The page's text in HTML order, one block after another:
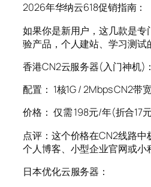
2026年华纳云618促销指南：
如果你是新用户，这几款是
验产品，个人建站、学习测试
香港CN2云服务器(入门神机)：
配置： 1核1G / 2Mbps CN2带
价格： 仅需 198元/年(折合17
点评：这个价格在CN2线路
个人博客、小型企业官网或小
日本优化云服务器：